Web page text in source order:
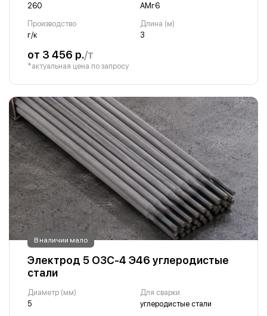
260
АМг6
Производство
г/к
Длина (м)
3
от 3 456 р./т
*актуальная цена по запросу
В наличии мало
Электрод 5 ОЗС-4 Э46 углеродистые
стали
Диаметр (мм)
5
Для сварки
углеродистые стали